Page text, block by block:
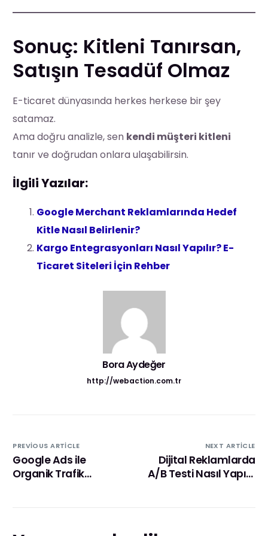
Sonuç: Kitleni Tanırsan,
Satışın Tesadüf Olmaz
E-ticaret dünyasında herkes herkese bir şey
satamaz.
Ama doğru analizle, sen kendi müşteri kitleni
tanır ve doğrudan onlara ulaşabilirsin.
İlgili Yazılar:
Google Merchant Reklamlarında Hedef
Kitle Nasıl Belirlenir?
Kargo Entegrasyonları Nasıl Yapılır? E-
Ticaret Siteleri İçin Rehber
Bora Aydeğer
http://webaction.com.tr
PREVIOUS ARTICLE
Google Ads ile
Organik Trafik
NEXT ARTICLE
Dijital Reklamlarda
A/B Testi Nasıl Yapılır